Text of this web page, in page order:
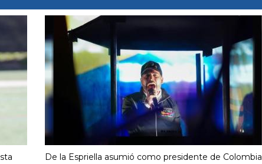
De la Espriella asumió como presidente de Colombia